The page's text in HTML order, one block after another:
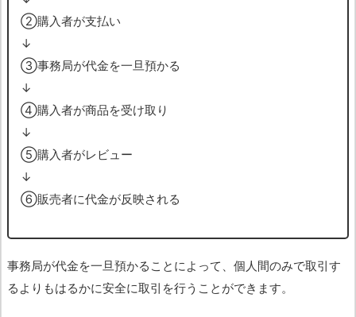
➁購入者が支払い
↓
➂事務局が代金を一旦預かる
↓
➃購入者が商品を受け取り
↓
➄購入者がレビュー
↓
➅販売者に代金が反映される
事務局が代金を一旦預かることによって、個人間のみで取引す
るよりもはるかに安全に取引を行うことができます。